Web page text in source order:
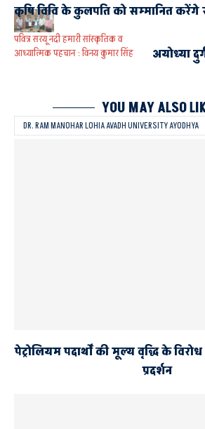
पवित्र सरयू नदी हमारी सांस्कृतिक व
आध्यात्मिक पहचान : विनय कुमार सिंह
DR. RAM MANOHAR LOHIA AVADH UNIVERSITY AYODHYA
कृषि विवि के कुलपति को सम्मानित
अयोध्या
YOU MAY ALSO
पेट्रोलियम पदार्थों की मूल्य वृद्धि के
प्रदर्शन